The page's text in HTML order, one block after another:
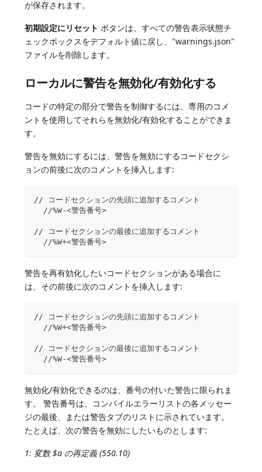
が保存されます。
初期設定にリセット ボタンは、すべての警告表示状態チ
ェックボックスをデフォルト値に戻し、"warnings.json"
ファイルを削除します。
ローカルに警告を無効化/有効化する
コードの特定の部分で警告を制御するには、専用のコメ
ントを使用してそれらを無効化/有効化することができま
す。
警告を無効にするには、警告を無効にするコードセクシ
ョンの前後に次のコメントを挿入します:
// コードセクションの先頭に追加するコメント
  //%W-<警告番号>
// コードセクションの最後に追加するコメント
  //%W+<警告番号>
警告を再有効化したいコードセクションがある場合に
は、その前後に次のコメントを挿入します:
// コードセクションの先頭に追加するコメント
  //%W+<警告番号>
// コードセクションの最後に追加するコメント
  //%W-<警告番号>
無効化/有効化できるのは、番号の付いた警告に限られま
す。 警告番号は、コンパイルエラーリストの各メッセー
ジの最後、または警告タブのリストに示されています。
たとえば、次の警告を無効にしたいものとします:
1: 変数 $a の再定義 (550.10)